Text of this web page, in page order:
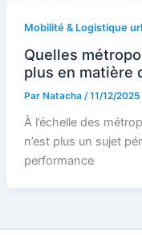
Mobilité & Logistique
Quelles
plus en matière
Par Natacha /11/12/2025
À l’échelle des
n’est plus un sujet
performance